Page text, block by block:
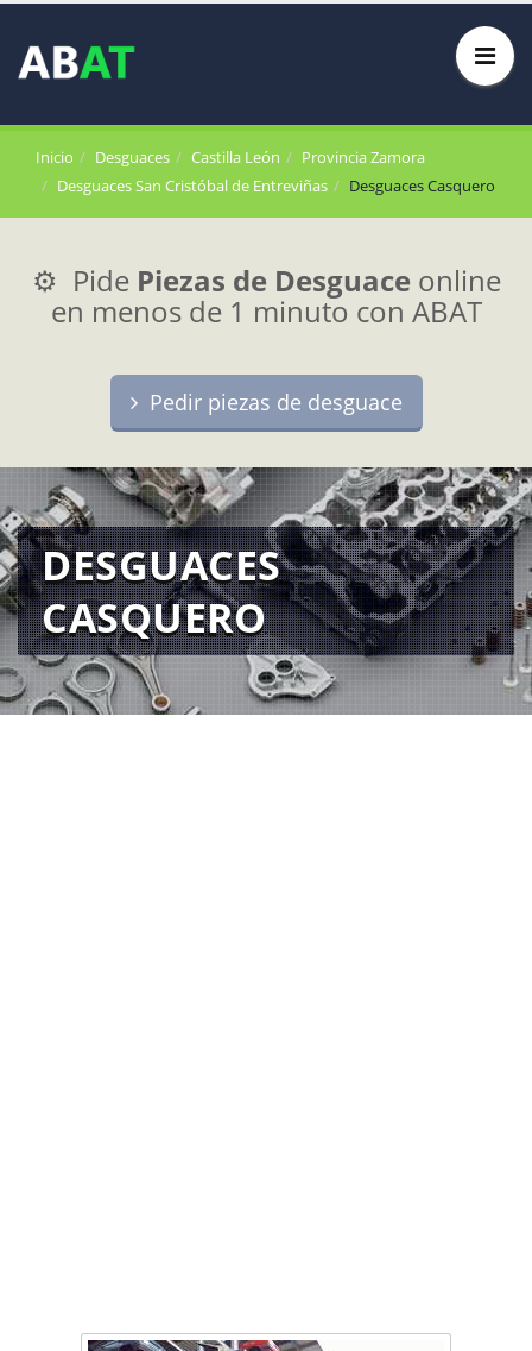
Inicio Desguaces Castilla León
Provincia Zamora
Desguaces San Cristóbal de Entreviñas
Desguaces Casquero
⚙️ Pide Piezas de Desguace online
en menos de 1 minuto con ABAT
Pedir piezas de desguace
DESGUACES
CASQUERO